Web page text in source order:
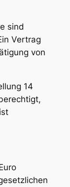
sind
Vertrag
von
14